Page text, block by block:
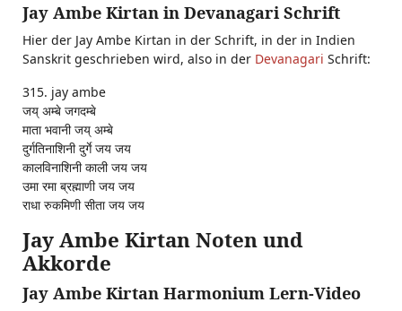
Jay Ambe Kirtan in Devanagari Schrift
Hier der Jay Ambe Kirtan in der Schrift, in der in Indien
Sanskrit geschrieben wird, also in der Devanagari Schrift:
315. jay ambe
जय् अम्बे जगदम्बे
माता भवानी जय् अम्बे
दुर्गतिनाशिनी दुर्गे जय जय
कालविनाशिनी काली जय जय
उमा रमा ब्रह्माणी जय जय
राधा रुकमिणी सीता जय जय
Jay Ambe Kirtan Noten und
Akkorde
Jay Ambe Kirtan Harmonium Lern-Video